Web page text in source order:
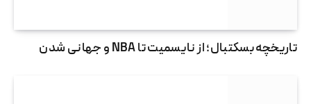
تاریخچه بسکتبال؛ از نایسمیت تا NBA و جهانی شدن